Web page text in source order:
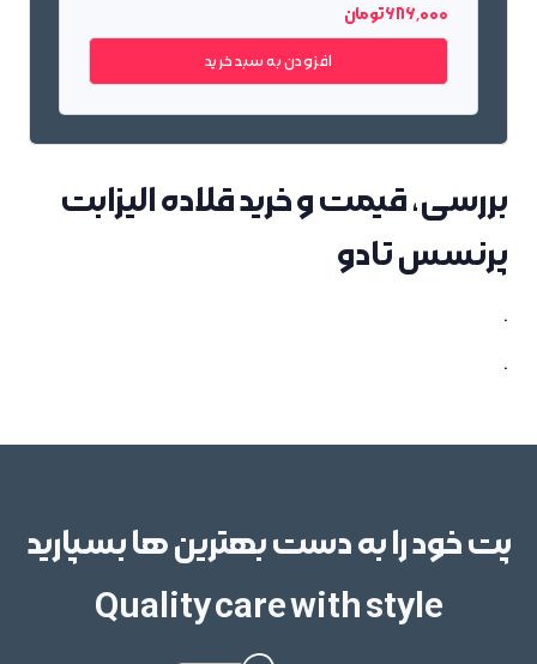
686٬000 تومان
افزودن به سبد خرید
بررسی، قیمت و خرید قلاده الیزابت
پرنسس تادو
.
.
پت خود را به دست بهترین ها بسپارید
Quality care with style